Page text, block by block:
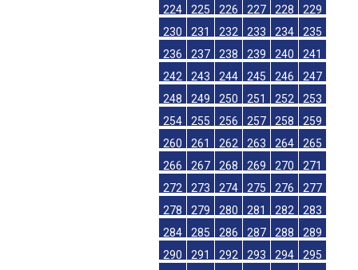
224
225 226 227 228
229
230
231 232 233 234
235
236
237 238 239 240
241
242
243 244 245 246
247
248
249 250 251 252
253
254
255 256 257 258
259
260
261 262 263 264
265
266
267 268 269 270
271
272
273 274 275 276
277
278
279 280 281 282
283
284
285 286 287 288
289
290
291 292 293 294
295